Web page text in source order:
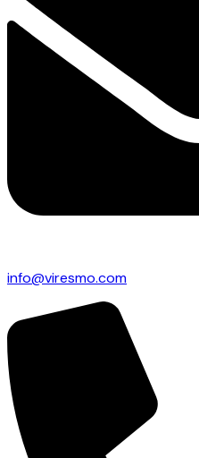
info@viresmo.com